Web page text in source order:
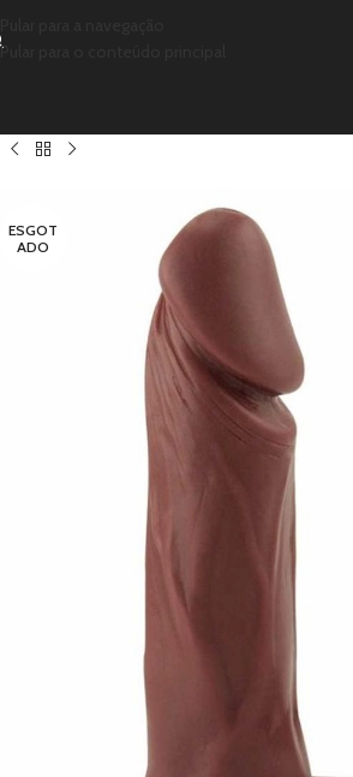
Pular para o conteúdo principal
ESGOT
ADO